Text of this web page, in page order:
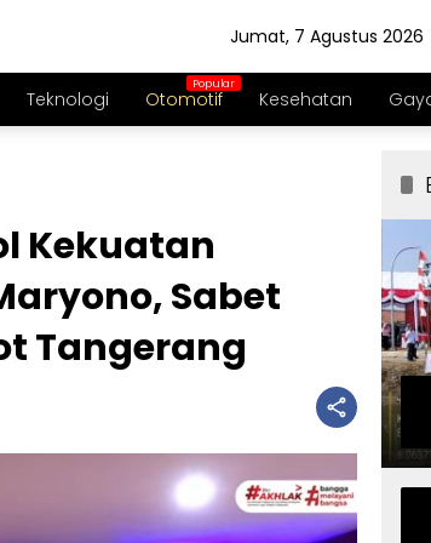
Jumat, 7 Agustus 2026
Teknologi Otomotif Kesehatan
Kekuatan
Sabet
Tangerang